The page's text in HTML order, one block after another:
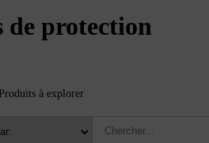
de protection
Produits à explorer